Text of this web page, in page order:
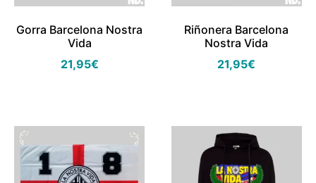
Gorra Barcelona Nostra
Vida
21,95€
Riñonera Barcelona
Nostra Vida
21,95€